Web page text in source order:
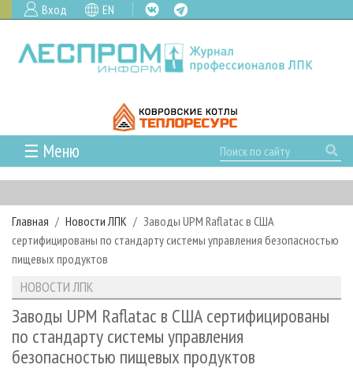
Вход EN
☰ Меню
ГЛАВНАЯ
РУБРИКИ И ТЕМЫ
РУБРИКИ ЖУРНАЛА
ЛЕСНОЕ ХОЗЯЙСТВО
ЛЕСОЗАГОТОВКА
ЛЕСОПИЛЕНИЕ
ДЕРЕВООБРАБОТКА
СУШКА ДРЕВЕСИНЫ
НОВОСТИ
КАЛЕНДАРЬ СОБЫТИЙ
НОВОСТИ ЛПК
НОВОСТИ ЖУРНАЛА
НОВОСТИ КОМПАНИЙ
ПРОЕКТЫ ЛПИ
АНАЛИТИКА
ПРЕДПРИЯТИЯ ЛПК
ЛЕСНЫЕ РЕГИОНЫ РОССИИ
ПЕРСОНЫ
АРХИВ
АРХИВ ЖУРНАЛОВ
СТАТЬИ
О ЖУРНАЛЕ
ПОДПИСКА
КОНТАКТЫ
РЕКЛАМОДАТЕЛЯМ
РЕКЛАМА
Главная Новости ЛПК
Заводы UPM Raflatac в США
сертифицированы по стандарту системы управления безопасностью
пищевых продуктов
НОВОСТИ ЛПК
Заводы UPM Raflatac в США сертифицированы
по стандарту системы управления
безопасностью пищевых продуктов